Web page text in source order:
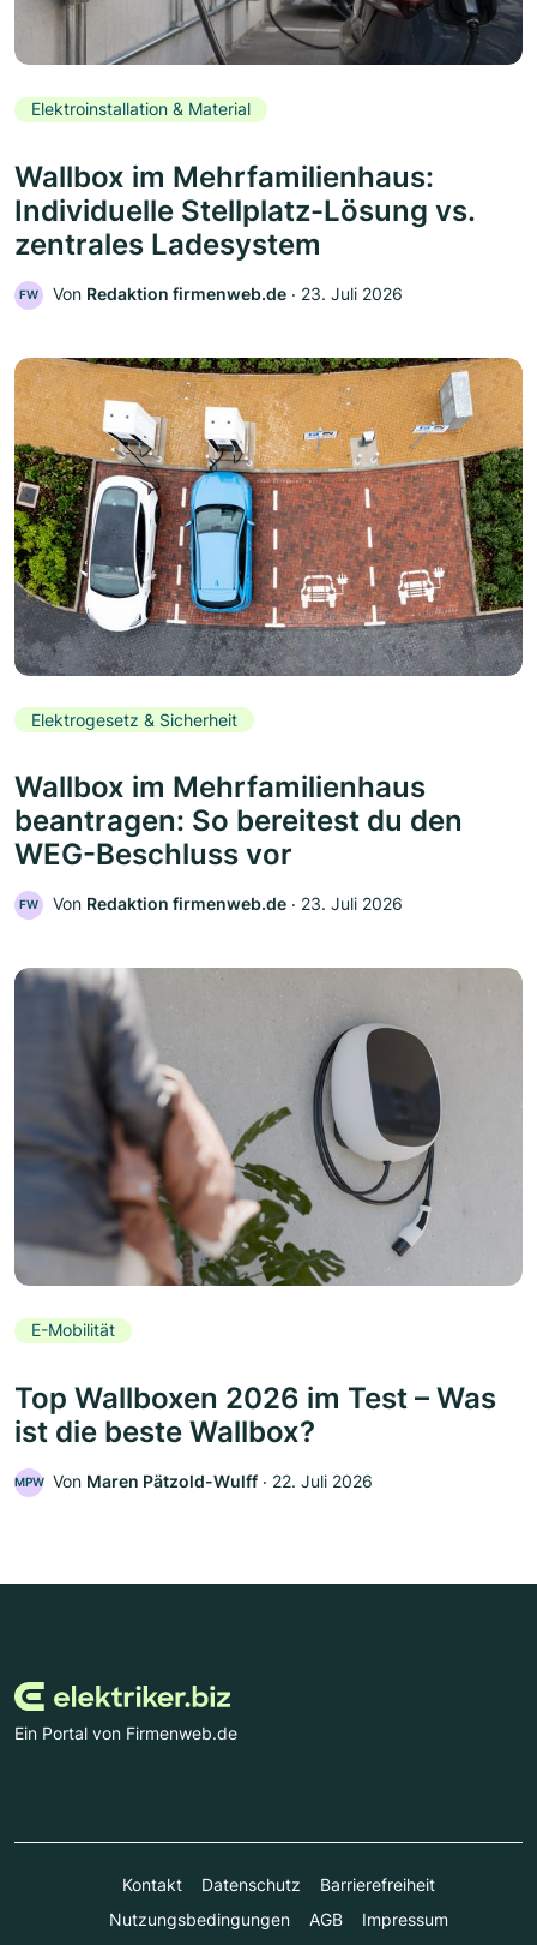
Elektroinstallation & Material
Wallbox im Mehrfamilienhaus:
Individuelle Stellplatz-Lösung vs.
zentrales Ladesystem
FW Von Redaktion firmenweb.de ‧ 23. Juli 2026
Elektrogesetz & Sicherheit
Wallbox im Mehrfamilienhaus
beantragen: So bereitest du den
WEG-Beschluss vor
FW Von Redaktion firmenweb.de ‧ 23. Juli 2026
E-Mobilität
Top Wallboxen 2026 im Test – Was
ist die beste Wallbox?
MPW Von Maren Pätzold-Wulff ‧ 22. Juli 2026
Ein Portal von Firmenweb.de
Kontakt Datenschutz
Barrierefreiheit
Nutzungsbedingungen
AGB Impressum